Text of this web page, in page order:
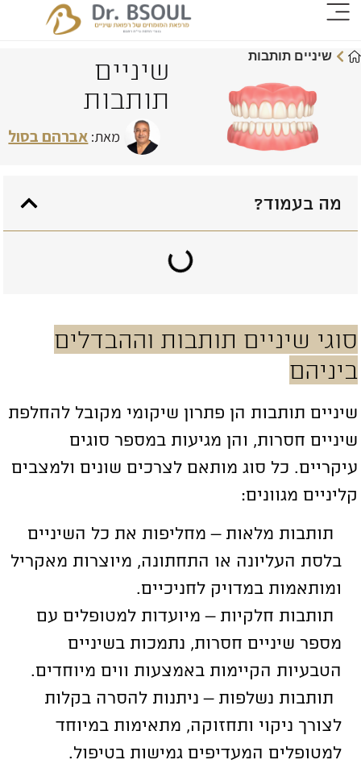
שיניים
תותבות
מאת:אברהם בסול
שיניים תותבות
שיניים תותבות וההבדלים
תותבות הן פתרון שיקומי מקובל להחלפת
חסרות, והן מגיעות במספר סוגים
כל סוג מותאם לצרכים שונים ולמצבים
מגוונים:
תותבות מלאות – מחליפות את כל השיניים
בלסת העליונה או התחתונה, מיוצרות מאקריל
ומותאמות במדויק לחניכיים.
תותבות חלקיות – מיועדות למטופלים עם
מספר שיניים חסרות, נתמכות בשיניים
הטבעיות הקיימות באמצעות ווים מיוחדים.
תותבות נשלפות – ניתנות להסרה בקלות
לצורך ניקוי ותחזוקה, מתאימות במיוחד
למטופלים המעדיפים גמישות בטיפול.
מה בעמוד?